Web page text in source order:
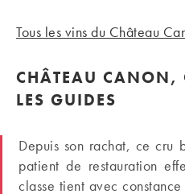
Tous les vins du Château
CHÂTEAU CANON,
LES GUIDES
Depuis son rachat, ce cru
patient de restauration
classe tient avec